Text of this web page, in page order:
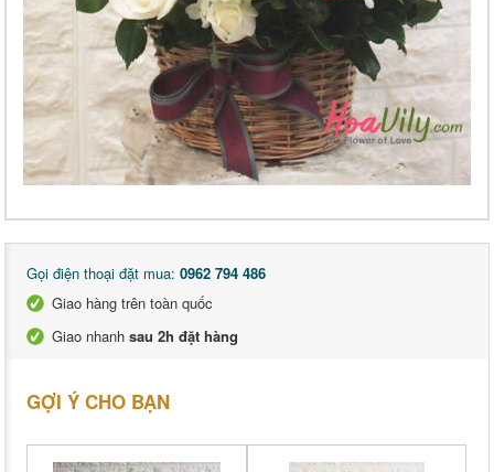
Gọi điện thoại đặt mua: 0962 794 486
Giao hàng trên toàn quốc
Giao nhanh sau 2h đặt hàng
GỢI Ý CHO BẠN